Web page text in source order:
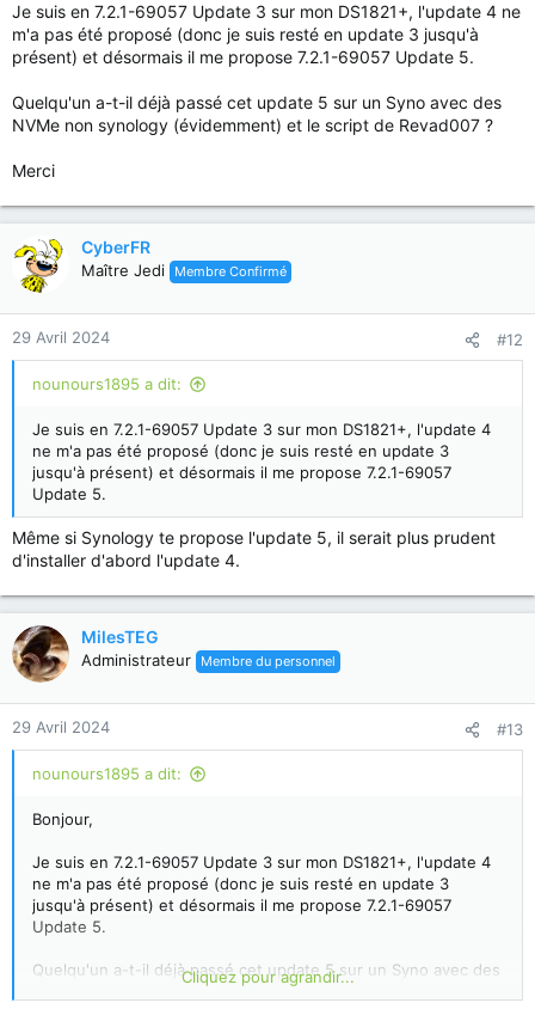
Je suis en 7.2.1-69057 Update 3 sur mon DS1821+, l'update 4 ne
m'a pas été proposé (donc je suis resté en update 3 jusqu'à
présent) et désormais il me propose 7.2.1-69057 Update 5.
Quelqu'un a-t-il déjà passé cet update 5 sur un Syno avec des
NVMe non synology (évidemment) et le script de Revad007 ?
Merci
CyberFR
Maître Jedi Membre Confirmé
29 Avril 2024 #12
nounours1895 a dit:
Je suis en 7.2.1-69057 Update 3 sur mon DS1821+, l'update 4
ne m'a pas été proposé (donc je suis resté en update 3
jusqu'à présent) et désormais il me propose 7.2.1-69057
Update 5.
Même si Synology te propose l'update 5, il serait plus prudent
d'installer d'abord l'update 4.
MilesTEG
Administrateur Membre du personnel
29 Avril 2024 #13
nounours1895 a dit:
Bonjour,
Je suis en 7.2.1-69057 Update 3 sur mon DS1821+, l'update 4
ne m'a pas été proposé (donc je suis resté en update 3
jusqu'à présent) et désormais il me propose 7.2.1-69057
Update 5.
Quelqu'un a-t-il déjà passé cet update 5 sur un Syno avec des
NVMe non synology (évidemment) et le script de Revad007 ?
Cliquez pour agrandir...